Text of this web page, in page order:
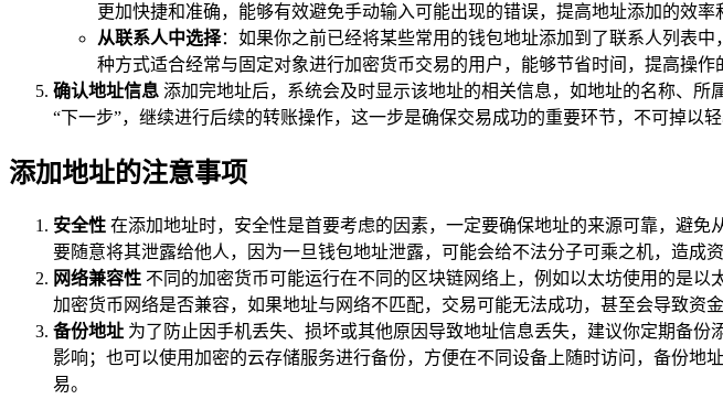
更加快捷和准确，能够有效避免手动输入可能出现的错误，提高地址添加的效率
从联系人中选择：如果你之前已经将某些常用的钱包地址添加到了联系人列表
种方式适合经常与固定对象进行加密货币交易的用户，能够节省时间，提高操作
确认地址信息 添加完地址后，系统会及时显示该地址的相关信息，如地址的名称、
“下一步”，继续进行后续的转账操作，这一步是确保交易成功的重要环节，不可掉以轻
添加地址的注意事项
安全性 在添加地址时，安全性是首要考虑的因素，一定要确保地址的来源可靠，避
要随意将其泄露给他人，因为一旦钱包地址泄露，可能会给不法分子可乘之机，造成资
网络兼容性 不同的加密货币可能运行在不同的区块链网络上，例如以太坊使用的是
加密货币网络是否兼容，如果地址与网络不匹配，交易可能无法成功，甚至会导致资
备份地址 为了防止因手机丢失、损坏或其他原因导致地址信息丢失，建议你定期备
影响；也可以使用加密的云存储服务进行备份，方便在不同设备上随时访问，备份
易。